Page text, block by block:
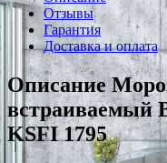
Отзывы
Гарантия
Доставка и оплата
Описание
встраиваемый
KSFI 1795